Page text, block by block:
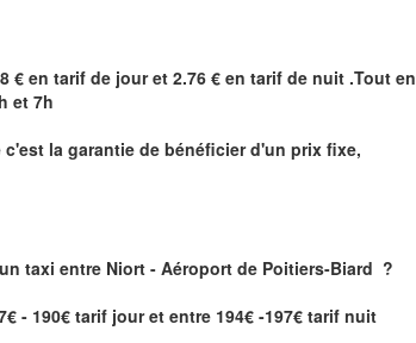
€ en tarif de jour et 2.76 € en tarif de nuit .Tout en
et 7h
c'est la garantie de bénéficier d'un prix fixe,
taxi entre Niort - Aéroport de Poitiers-Biard ?
- 190€ tarif jour et entre 194€ -197€ tarif nuit